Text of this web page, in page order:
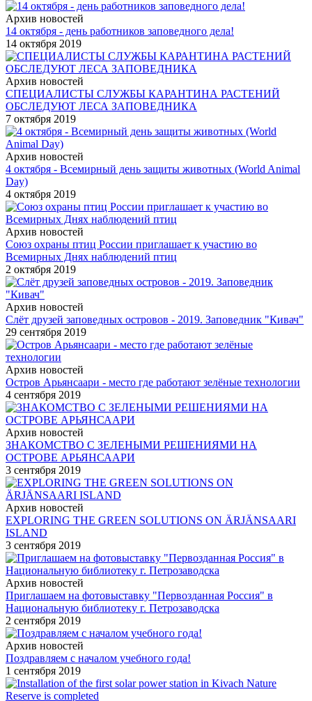
Архив новостей
14 октября - день работников заповедного дела!
14 октября 2019
Архив новостей
СПЕЦИАЛИСТЫ СЛУЖБЫ КАРАНТИНА РАСТЕНИЙ
ОБСЛЕДУЮТ ЛЕСА ЗАПОВЕДНИКА
7 октября 2019
Архив новостей
4 октября - Всемирный день защиты животных (World Animal
Day)
4 октября 2019
Архив новостей
Союз охраны птиц России приглашает к участию во
Всемирных Днях наблюдений птиц
2 октября 2019
Архив новостей
Слёт друзей заповедных островов - 2019. Заповедник "Кивач"
29 сентября 2019
Архив новостей
Остров Арьянсаари - место где работают зелёные технологии
4 сентября 2019
Архив новостей
ЗНАКОМСТВО С ЗЕЛЕНЫМИ РЕШЕНИЯМИ НА
ОСТРОВЕ АРЬЯНСААРИ
3 сентября 2019
Архив новостей
EXPLORING THE GREEN SOLUTIONS ON ÄRJÄNSAARI
ISLAND
3 сентября 2019
Архив новостей
Приглашаем на фотовыставку "Первозданная Россия" в
Национальную библиотеку г. Петрозаводска
2 сентября 2019
Архив новостей
Поздравляем с началом учебного года!
1 сентября 2019